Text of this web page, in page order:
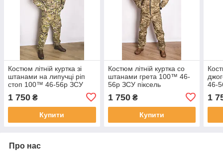
Костюм літній куртка зі
штанами на липучці ріп
стоп 100™ 46-56р ЗСУ
1 750 ₴
Купити
Костюм літній куртка со
штанами грета 100™ 46-
56р ЗСУ піксель
1 750₴
Купити
46-
1
Про нас